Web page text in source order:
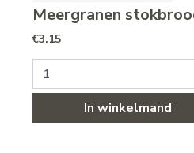
heeft meerdere variaties.
Meergranen
€3.15
Meergranen stokbrood aantal
In winkelmand